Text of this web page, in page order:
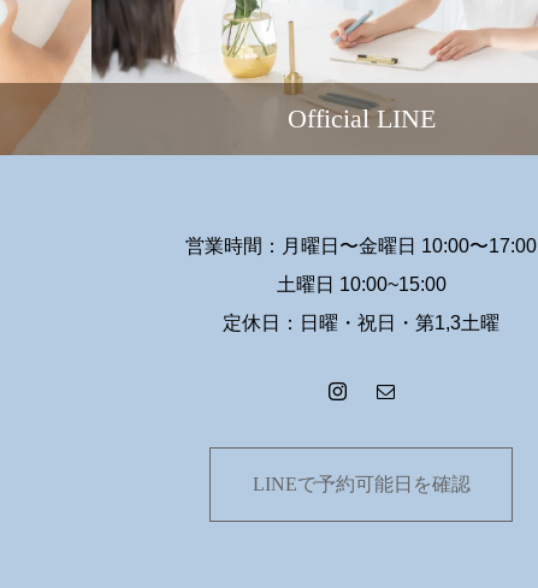
Official LINE
営業時間：月曜日〜金曜日 10:00〜17:00
土曜日 10:00~15:00
定休日：日曜・祝日・第1,3土曜
LINEで予約可能日を確認